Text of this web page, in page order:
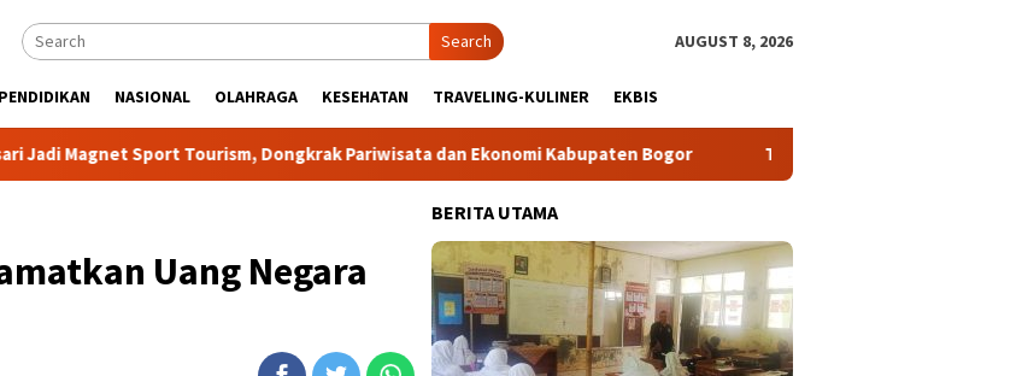
Search AUGUST 8, 2026
PENDIDIKAN NASIONAL OLAHRAGA KESEHATAN TRAVELING-KULINER EKBIS
Sport Tourism, Dongkrak Pariwisata dan Ekonomi Kabupaten Bogor Tour Malasari Halimun Salak Kian Diminati,
Uang Negara
BERITA UTAMA